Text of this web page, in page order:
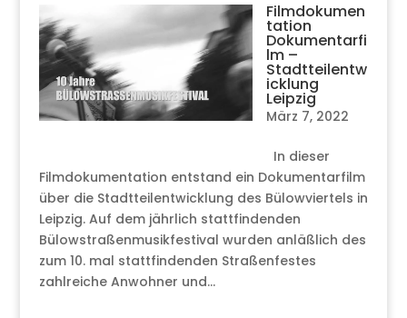
Filmdokumen
tation
Dokumentarfi
lm –
Stadtteilentw
icklung
Leipzig
März 7, 2022
In dieser
Filmdokumentation entstand ein Dokumentarfilm
über die Stadtteilentwicklung des Bülowviertels in
Leipzig. Auf dem jährlich stattfindenden
Bülowstraßenmusikfestival wurden anläßlich des
zum 10. mal stattfindenden Straßenfestes
zahlreiche Anwohner und...